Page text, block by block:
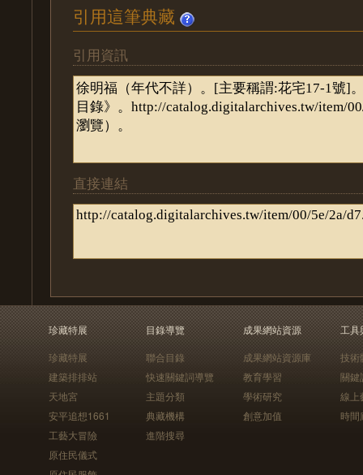
引用這筆典藏
引用資訊
直接連結
珍藏特展
珍藏特展
建築排排站
天地宮
安平追想1661
工藝大冒險
原住民儀式
目錄導覽
聯合目錄
快速關鍵詞導覽
主題分類
典藏機構
進階搜尋
成果網站資源
成果網站資源庫
教育學習
學術研究
創意加值
工具
技術
關鍵
線上
時間